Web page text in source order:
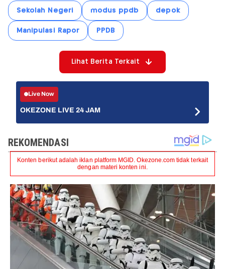
Sekolah Negeri modus ppdb depok
Manipulasi Rapor PPDB
Lihat Berita Terkait
Live Now
OKEZONE LIVE 24 JAM